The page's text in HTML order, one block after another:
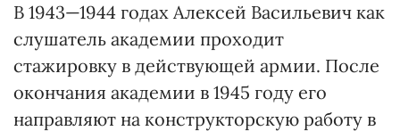
В 1943—1944 годах Алексей Васильевич как
слушатель академии проходит
стажировку в действующей армии. После
окончания академии в 1945 году его
направляют на конструкторскую работу в